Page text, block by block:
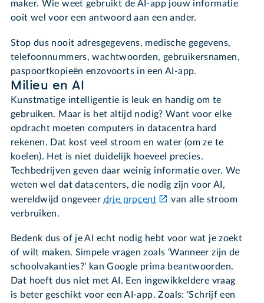
maker. Wie weet gebruikt de AI-app jouw informatie
ooit wel voor een antwoord aan een ander.
Stop dus nooit adresgegevens, medische gegevens,
telefoonnummers, wachtwoorden, gebruikersnamen,
paspoortkopieën enzovoorts in een AI-app.
Milieu en AI
Kunstmatige intelligentie is leuk en handig om te
gebruiken. Maar is het altijd nodig? Want voor elke
opdracht moeten computers in datacentra hard
rekenen. Dat kost veel stroom en water (om ze te
koelen). Het is niet duidelijk hoeveel precies.
Techbedrijven geven daar weinig informatie over. We
weten wel dat datacenters, die nodig zijn voor AI,
wereldwijd ongeveer drie procent
van alle stroom
verbruiken.
Bedenk dus of je AI echt nodig hebt voor wat je zoekt
of wilt maken. Simpele vragen zoals ‘Wanneer zijn de
schoolvakanties?’ kan Google prima beantwoorden.
Dat hoeft dus niet met AI. Een ingewikkeldere vraag
is beter geschikt voor een AI-app. Zoals: 'Schrijf een